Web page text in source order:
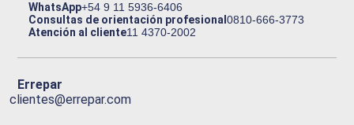
WhatsApp+54 9 11 5936-6406
Consultas de orientación profesional0810-666-3773
Atención al cliente11 4370-2002
Errepar
clientes@errepar.com